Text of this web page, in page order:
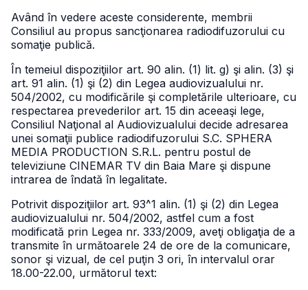
Având în vedere aceste considerente, membrii
Consiliul au propus sancţionarea radiodifuzorului cu
somaţie publică.
În temeiul dispoziţiilor art. 90 alin. (1) lit. g) şi alin. (3) şi
art. 91 alin. (1) şi (2) din Legea audiovizualului nr.
504/2002, cu modificările şi completările ulterioare, cu
respectarea prevederilor art. 15 din aceeaşi lege,
Consiliul Naţional al Audiovizualului decide adresarea
unei somaţii publice radiodifuzorului S.C. SPHERA
MEDIA PRODUCTION S.R.L. pentru postul de
televiziune CINEMAR TV din Baia Mare şi dispune
intrarea de îndată în legalitate.
Potrivit dispoziţiilor art. 93^1 alin. (1) şi (2) din Legea
audiovizualului nr. 504/2002, astfel cum a fost
modificată prin Legea nr. 333/2009, aveţi obligaţia de a
transmite în următoarele 24 de ore de la comunicare,
sonor şi vizual, de cel puţin 3 ori, în intervalul orar
18.00-22.00, următorul text: